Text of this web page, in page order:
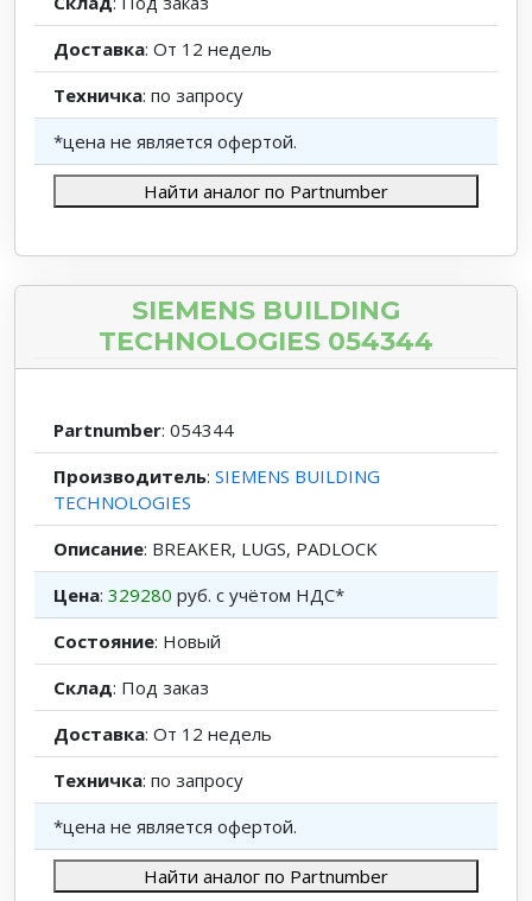
Доставка: От 12 недель
Техничка: по запросу
*цена не является офертой.
Найти аналог по Partnumber
SIEMENS BUILDING
TECHNOLOGIES 054344
Partnumber: 054344
Производитель: SIEMENS BUILDING
TECHNOLOGIES
Описание: BREAKER, LUGS, PADLOCK
Цена: 329280 руб. с учётом НДС*
Состояние: Новый
Склад: Под заказ
Доставка: От 12 недель
Техничка: по запросу
*цена не является офертой.
Найти аналог по Partnumber